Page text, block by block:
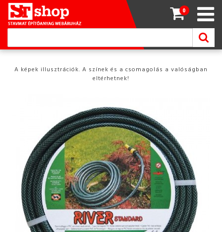
0
A képek illusztrációk. A színek és a csomagolás a valóságban
eltérhetnek!